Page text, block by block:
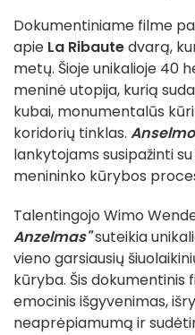
Dokumentiniame filme
apie La Ribautedvarą,
metų. Šioje unikalioje 40
meninė utopija, kurią
kubai, monumentalūs
koridorių tinklas. Anselmo
lankytojams susipažinti
menininko kūrybos
Talentingojo Wimo
Anzelmas"suteikia
vieno garsiausių
kūryba. Šis dokumentinis
emocinis išgyvenimas,
neaprėpiamumą ir